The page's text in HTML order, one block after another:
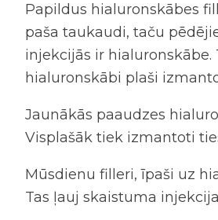
Papildus hialuronskābes
paša taukaudi, taču
injekcijās ir hialuronskābe.
hialuronskābi plaši
Jaunākās paaudzes
Visplašāk tiek izmantoti
Mūsdienu filleri, īpaši uz
Tas ļauj skaistuma